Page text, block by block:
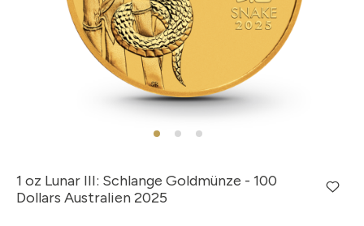
1 oz Lunar III: Schlange Goldmünze - 100
Dollars Australien 2025